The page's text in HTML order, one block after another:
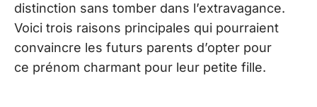
distinction sans tomber dans l’extravagance.
Voici trois raisons principales qui pourraient
convaincre les futurs parents d’opter pour
ce prénom charmant pour leur petite fille.